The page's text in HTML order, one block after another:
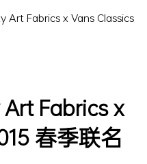
Art Fabrics x Vans Classics
Art Fabrics x
春季联名